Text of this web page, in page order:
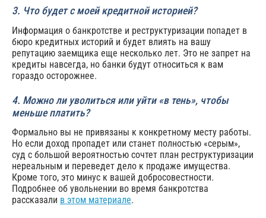
3. Что будет с моей кредитной историей?
Информация о банкротстве и реструктуризации попадет в
бюро кредитных историй и будет влиять на вашу
репутацию заемщика еще несколько лет. Это не запрет на
кредиты навсегда, но банки будут относиться к вам
гораздо осторожнее.
4. Можно ли уволиться или уйти «в тень», чтобы
меньше платить?
Формально вы не привязаны к конкретному месту работы.
Но если доход пропадет или станет полностью «серым»,
суд с большой вероятностью сочтет план реструктуризации
нереальным и переведет дело к продаже имущества.
Кроме того, это минус к вашей добросовестности.
Подробнее об увольнении во время банкротства
рассказали в этом материале.